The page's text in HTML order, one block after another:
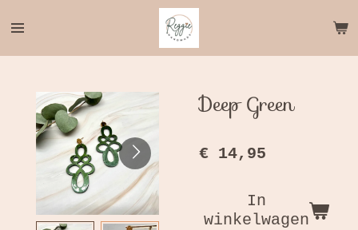
direct
naar
hoofdinhoud
Deep Green
€ 14,95
In
winkelwagen